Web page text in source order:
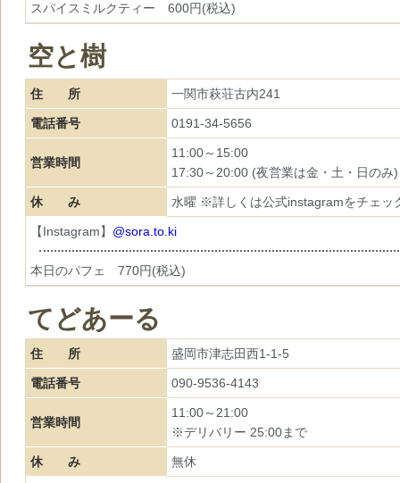
スパイスミルクティー 600円(税込)
空と樹
住 所 一関市萩荘古内241
電話番号 0191-34-5656
営業時間
11:00～15:00
17:30～20:00 (夜営業は金・土・日のみ)
休 み 水曜 ※詳しくは公式instagramをチェッ
【Instagram】 @sora.to.ki
本日のパフェ 770円(税込)
てどあーる
住 所 盛岡市津志田西1-1-5
電話番号 090-9536-4143
営業時間
11:00～21:00
※デリバリー 25:00まで
休 み 無休